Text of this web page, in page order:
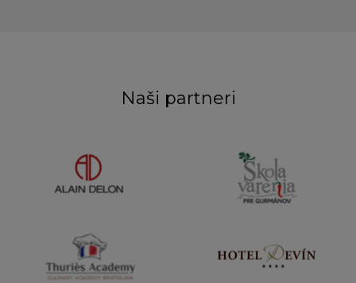
Naši partneri